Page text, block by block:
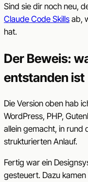
Sind sie dir noch neu,
Claude Code Skills ab,
hat.
Der Beweis:
entstanden ist
Die Version oben hab
WordPress, PHP,
allein gemacht, in rund
strukturierten Anlauf.
Fertig war ein
gesteuert. Dazu